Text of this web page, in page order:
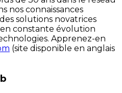
nos connaissances
solutions novatrices
constante évolution
Apprenez-en
(site disponible en anglais